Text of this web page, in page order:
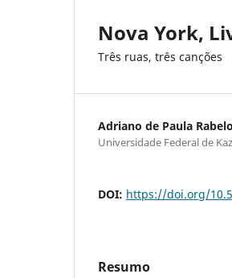
Nova York,
Três ruas, três canções
Adriano de Paula Rabelo
Universidade Federal de
DOI: https://doi.org/
Resumo